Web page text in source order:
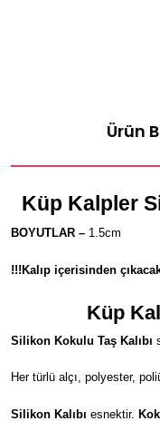
Ürün
Küp Kalpler
BOYUTLAR – 1.5cm
!!!Kalıp içerisinden
Küp
Silikon Kokulu Taş Kalıbı
Her türlü alçı, polyester,
Silikon Kalıbı esnektir.